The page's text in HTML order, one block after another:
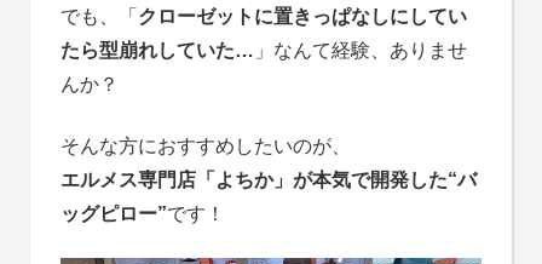
でも、「 クローゼットに置きっぱなしにしてい
たら型崩れしていた… 」なんて経験、ありませ
んか？
そんな方におすすめしたいのが、
エルメス専門店「よちか」が本気で開発した“バ
ッグピロー”です！